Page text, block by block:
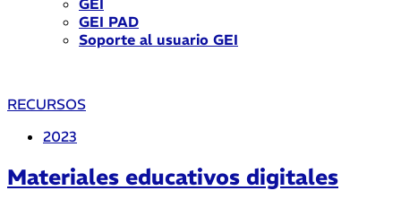
GEI
GEI PAD
Soporte al usuario GEI
RECURSOS
2023
Materiales educativos digitales